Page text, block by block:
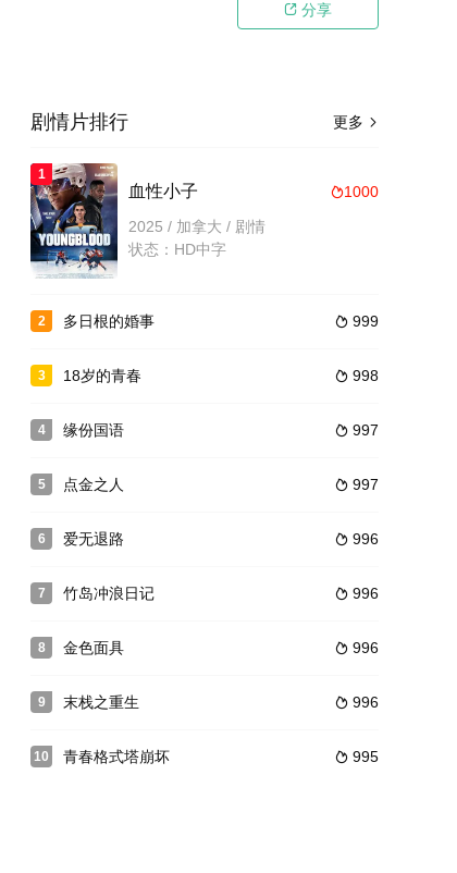
 分享
群小子用
诚又愚昧的人们。女孩阿比盖尔（薇诺娜
逃避无
战友的老冯过世了。人死后不过就是尘土
·卡斯特里图执导，改编自导演妻子玛格丽特·玛赞蒂妮创作的同名小
更多 
剧情片排行
1
1000
血性小子
2025 / 加拿大 / 剧情
状态：HD中字
2  999
多日根的婚事
3  998
18岁的青春
4  997
缘份国语
5  997
点金之人
6  996
爱无退路
7  996
竹岛冲浪日记
8  996
金色面具
9  996
末栈之重生
10  995
青春格式塔崩坏